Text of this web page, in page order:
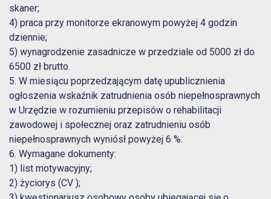
skaner;
4) praca przy monitorze ekranowym powyżej 4 godzin
dziennie;
5) wynagrodzenie zasadnicze w przedziale od 5000 zł do
6500 zł brutto.
5. W miesiącu poprzedzającym datę upublicznienia
ogłoszenia wskaźnik zatrudnienia osób niepełnosprawnych
w Urzędzie w rozumieniu przepisów o rehabilitacji
zawodowej i społecznej oraz zatrudnieniu osób
niepełnosprawnych wyniósł powyżej 6 %.
6. Wymagane dokumenty:
1) list motywacyjny;
2) życiorys (CV );